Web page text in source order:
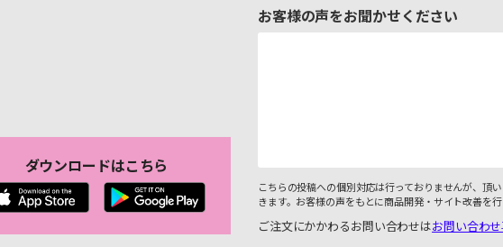
ダウンロードはこちら
お客様の声をお聞かせください
こちらの投稿への個別対応は行っておりませんが、頂
きます。お客様の声をもとに商品開発・サイト改善を行
ご注文にかかわるお問い合わせはお問い合わ